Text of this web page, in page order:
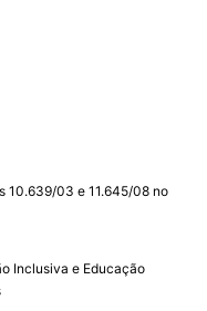
10.639/03 e 11.645/08 no
Inclusiva e Educação